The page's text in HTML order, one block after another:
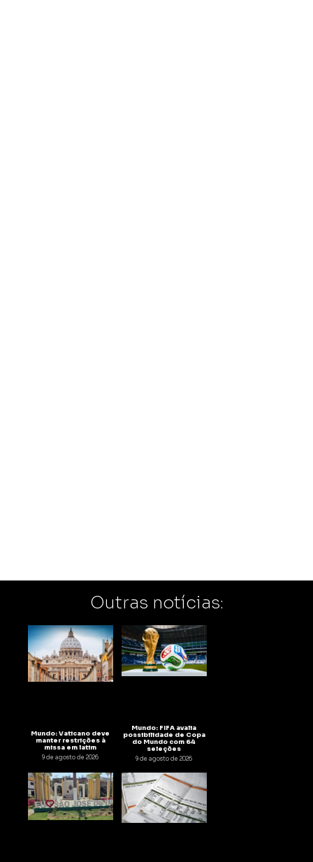
Outras notícias:
Mundo: Vaticano deve
manter restrições à
missa em latim
9 de agosto de 2026
Mundo: FIFA avalia
possibilidade de Copa
do Mundo com 64
seleções
9 de agosto de 2026